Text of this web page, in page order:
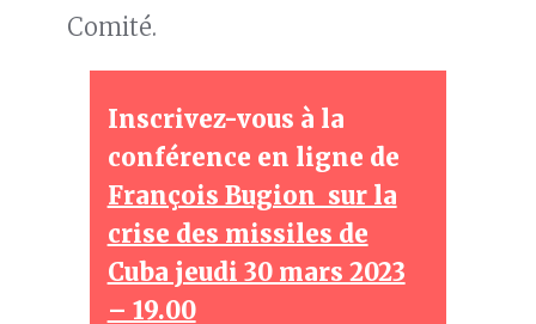
Comité.
Inscrivez-vous à la
conférence en ligne de
François Bugion sur la
crise des missiles de
Cuba jeudi 30 mars 2023
– 19.00